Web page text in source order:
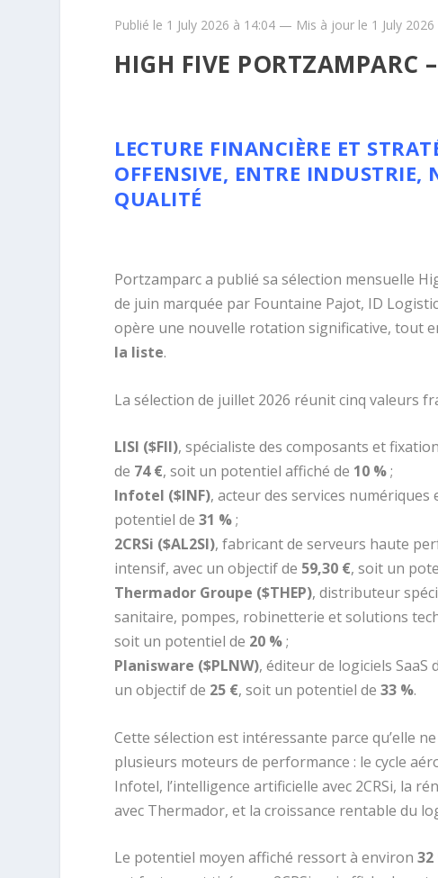
Publié le 1 July 2026 à 14:04 — Mis à jour le 1 July 2026
HIGH FIVE PORTZAMPARC
LECTURE FINANCIÈRE ET
OFFENSIVE, ENTRE INDUSTRIE,
QUALITÉ
Portzamparc a publié sa sélection mensuelle
de juin marquée par Fountaine Pajot, ID
opère une nouvelle rotation significative, tout
la liste.
La sélection de juillet 2026 réunit cinq valeurs
LISI ($FII), spécialiste des composants et
de 74 €, soit un potentiel affiché de 10 %;
Infotel ($INF), acteur des services numériques
potentiel de31 %;
2CRSi ($AL2SI), fabricant de serveurs haute
intensif, avec un objectif de 59,30 €, soit un
Thermador Groupe ($THEP), distributeur
sanitaire, pompes, robinetterie et solutions
soit un potentiel de 20 %;
Planisware ($PLNW), éditeur de logiciels
un objectif de 25 €, soit un potentiel de33 %.
Cette sélection est intéressante parce qu’elle
plusieurs moteurs de performance : le cycle
Infotel, l’intelligence artificielle avec 2CRSi, la
avec Thermador, et la croissance rentable du
Le potentiel moyen affiché ressort à environ32